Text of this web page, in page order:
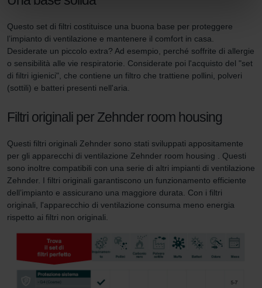
Limitet Şirketi: Web Sitesi Çerezleri
Zehnder Group Nederland bv: Privacyverklaringen
Zehnder Group Sales International: Privacy Policy
Zehnder Group Schweiz AG: Datenschutz
Zehnder Polska Sp. z o.o.: Oświadczenie o ochronie
Zehnder Group UK Limited: Privacy Policy
Questo set di filtri costituisce una buona base per proteggere
l’impianto di ventilazione e mantenere il comfort in casa.
Desiderate un piccolo extra? Ad esempio, perché soffrite di allergie
o sensibilità alle vie respiratorie. Considerate poi l'acquisto del "set
di filtri igienici", che contiene un filtro che trattiene pollini, polveri
(sottili) e batteri presenti nell'aria.
Filtri originali per Zehnder room housing
Questi filtri originali Zehnder sono stati sviluppati appositamente
per gli apparecchi di ventilazione Zehnder room housing . Questi
sono inoltre compatibili con una serie di altri impianti di ventilazione
Zehnder. I filtri originali garantiscono un funzionamento efficiente
dell’impianto e assicurano una maggiore durata. Con i filtri
originali, l'apparecchio di ventilazione consuma meno energia
rispetto ai filtri non originali.